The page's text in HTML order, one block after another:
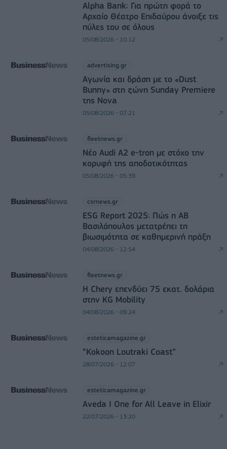
Alpha Bank: Για πρώτη φορά το
Αρχαίο Θέατρο Επιδαύρου άνοιξε τις
πύλες του σε όλους
05/08/2026 - 10:12
advertising.gr
Αγωνία και δράση με το «Dust
Bunny» στη ζώνη Sunday Premiere
της Nova
05/08/2026 - 07:21
fleetnews.gr
Νέο Audi A2 e-tron με στόχο την
κορυφή της αποδοτικότητας
05/08/2026 - 05:39
csrnews.gr
ESG Report 2025: Πώς η ΑΒ
Βασιλόπουλος μετατρέπει τη
βιωσιμότητα σε καθημερινή πράξη
04/08/2026 - 12:54
fleetnews.gr
Η Chery επενδύει 75 εκατ. δολάρια
στην KG Mobility
04/08/2026 - 09:24
esteticamagazine.gr
“Kokoon Loutraki Coast”
28/07/2026 - 12:07
esteticamagazine.gr
Aveda I One for All Leave in Elixir
22/07/2026 - 13:20